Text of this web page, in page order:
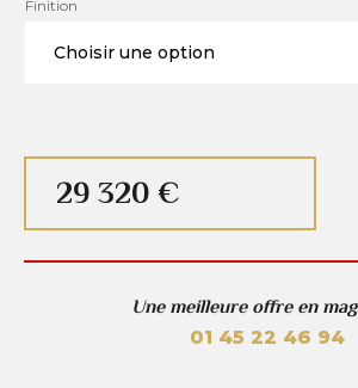
Finition
29 320 €
Une meilleure offre en
01 45 22 46 94